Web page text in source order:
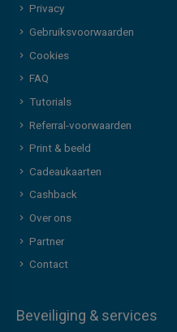
Privacy
Gebruiksvoorwaarden
Cookies
FAQ
Tutorials
Referral-voorwaarden
Print & beeld
Cadeaukaarten
Cashback
Over ons
Partner
Contact
Beveiliging & services